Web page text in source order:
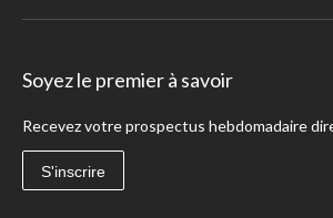
Soyez le premier à savoir
Recevez votre prospectus hebdomadaire
S'inscrire